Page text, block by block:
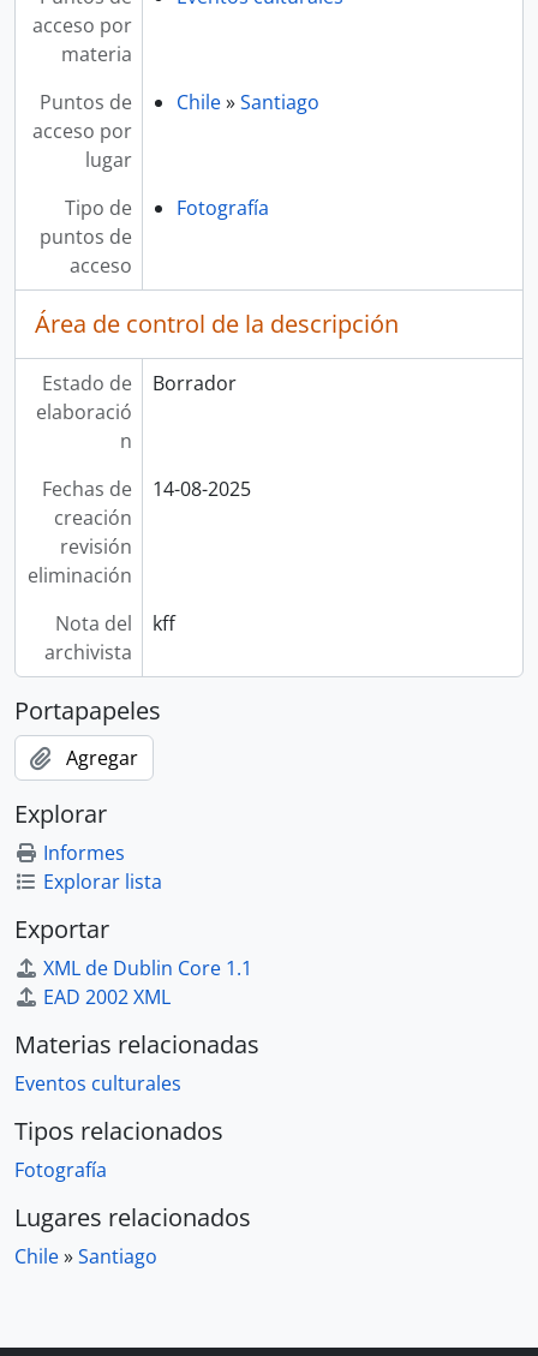
acceso por
materia
Puntos de
acceso por
lugar
Chile»Santiago
Tipo de
puntos de
acceso
Fotografía
Área de control de la descripción
Estado de
elaboració
n
Borrador
Fechas de
creación
revisión
eliminación
14-08-2025
Nota del
archivista
kff
Portapapeles
Agregar
Explorar
Informes
Explorar lista
Exportar
XML de Dublin Core 1.1
EAD 2002 XML
Materias relacionadas
Eventos culturales
Tipos relacionados
Fotografía
Lugares relacionados
Chile»Santiago